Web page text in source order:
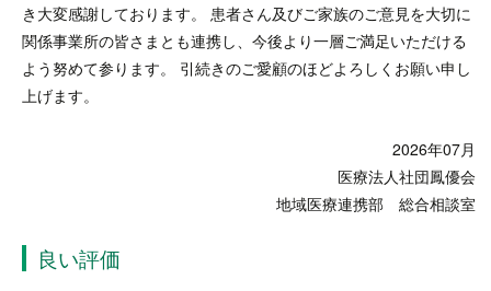
き大変感謝しております。 患者さん及びご家族のご意見を大切に
関係事業所の皆さまとも連携し、今後より一層ご満足いただける
よう努めて参ります。 引続きのご愛顧のほどよろしくお願い申し
上げます。
2026年07月
医療法人社団鳳優会
地域医療連携部 総合相談室
良い評価